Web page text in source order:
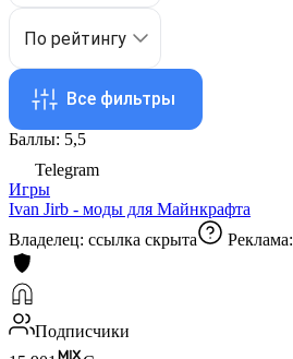
По рейтингу
Все фильтры
Баллы: 5,5
Telegram
Игры
Ivan Jirb - моды для Майнкрафта
Владелец: ссылка скрыта Реклама:
Подписчики